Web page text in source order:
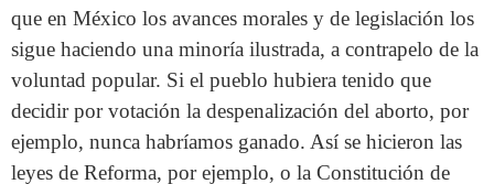
que en México los avances morales y de legislación los
sigue haciendo una minoría ilustrada, a contrapelo de la
voluntad popular. Si el pueblo hubiera tenido que
decidir por votación la despenalización del aborto, por
ejemplo, nunca habríamos ganado. Así se hicieron las
leyes de Reforma, por ejemplo, o la Constitución de